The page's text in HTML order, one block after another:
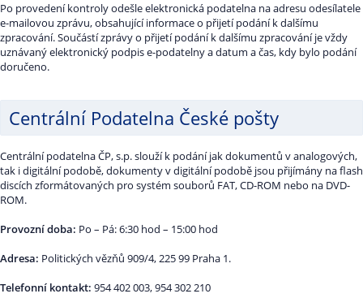
Po provedení kontroly odešle elektronická podatelna na adresu odesílatele
e-mailovou zprávu, obsahující informace o přijetí podání k dalšímu
zpracování. Součástí zprávy o přijetí podání k dalšímu zpracování je vždy
uznávaný elektronický podpis e-podatelny a datum a čas, kdy bylo podání
doručeno.
Centrální Podatelna České pošty
Centrální podatelna ČP, s.p. slouží k podání jak dokumentů v analogových,
tak i digitální podobě, dokumenty v digitální podobě jsou přijímány na flash
discích zformátovaných pro systém souborů FAT, CD-ROM nebo na DVD-
ROM.
Provozní doba: Po – Pá: 6:30 hod – 15:00 hod
Adresa: Politických vězňů 909/4, 225 99 Praha 1.
Telefonní kontakt: 954 402 003, 954 302 210